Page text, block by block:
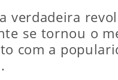
verdadeira
se tornou o
com a